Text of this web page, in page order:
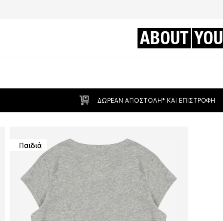
ABOUT YOU
ΔΩΡΕΆΝ ΑΠΟΣΤΟΛΉ* ΚΑΙ ΕΠΙΣΤΡΟΦΉ
Παιδιά